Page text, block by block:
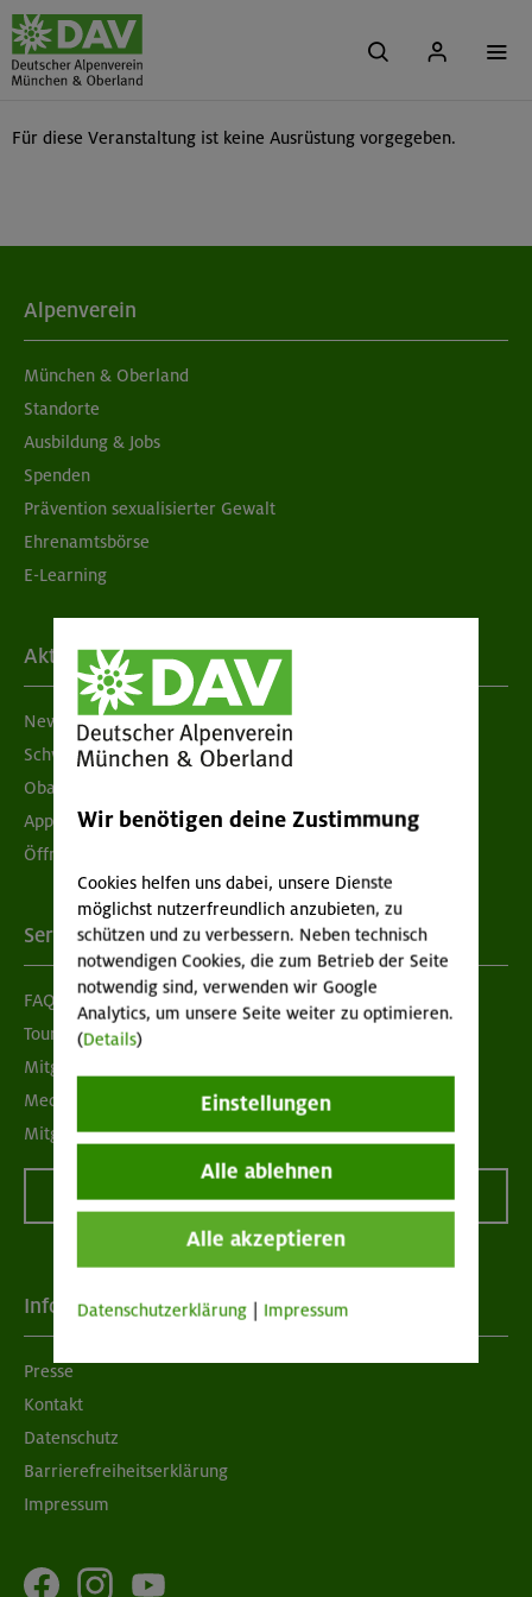
Für diese Veranstaltung ist keine Ausrüstung vorgegeben.
Alpenverein
München & Oberland
Standorte
Ausbildung & Jobs
Spenden
Prävention sexualisierter Gewalt
Ehrenamtsbörse
E-Learning
Aktuelles
Newsletter
Schwarzes Brett
Obacht geben!
App "Mein DAV+"
Öffnungszeiten
Services
FAQ
Tour der Woche
Mitgliedermagazin alpinwelt
Mediadaten
Mitgliedschaft kündigen
Vertrag widerrufen
Info
Presse
Kontakt
Datenschutz
Barrierefreiheitserklärung
Impressum
Wir benötigen deine Zustimmung
Cookies helfen uns dabei, unsere Dienste
möglichst nutzerfreundlich anzubieten, zu
schützen und zu verbessern. Neben technisch
notwendigen Cookies, die zum Betrieb der Seite
notwendig sind, verwenden wir Google
Analytics, um unsere Seite weiter zu optimieren.
(Details)
Einstellungen
Alle ablehnen
Alle akzeptieren
Datenschutzerklärung Impressum